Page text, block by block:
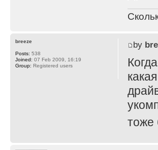
by
тоже
breeze
Posts: 538
Joined: 07 Feb 2009, 16:19
Group: Registered users